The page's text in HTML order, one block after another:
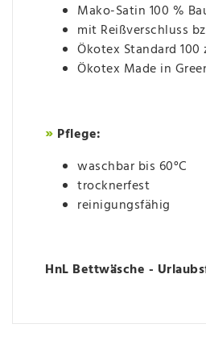
Mako-Satin 100 %
mit Reißverschluss
Ökotex Standard
Ökotex Made in
» Pflege:
waschbar bis 60°C
trocknerfest
reinigungsfähig
HnL Bettwäsche -